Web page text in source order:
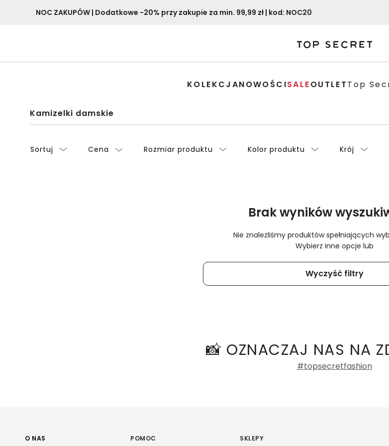
NOC ZAKUPÓW | Dodatkowe -20% przy zakupie za min. 99,99 zł | kod: NOC20
KOLEKCJANOWOŚCISALEOUTLETTop
Kamizelki damskie
Sortuj Cena Rozmiar produktu Kolor produktu Krój
Brak wyników
Nie znalezliśmy produktów spełniających
Wybierz inne opcje lub
Wyczyść filtry
📸 OZNACZAJ NAS NA
#topsecretfashion
O NAS POMOC SKLEPY